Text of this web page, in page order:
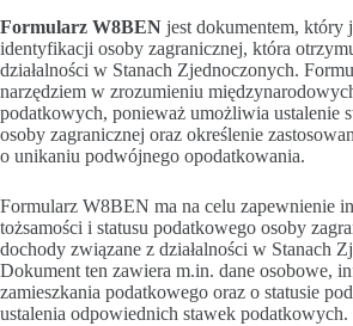
Formularz W8BEN jest dokumentem, który
identyfikacji osoby zagranicznej, która
działalności w Stanach Zjednoczonych.
narzędziem w zrozumieniu
podatkowych, ponieważ umożliwia ustalenie
osoby zagranicznej oraz określenie
o unikaniu podwójnego opodatkowania.
Formularz W8BEN ma na celu zapewnienie
tożsamości i statusu podatkowego osoby
dochody związane z działalności w Stanach
Dokument ten zawiera m.in. dane osobowe,
zamieszkania podatkowego oraz o statusie
ustalenia odpowiednich stawek podatkowych.